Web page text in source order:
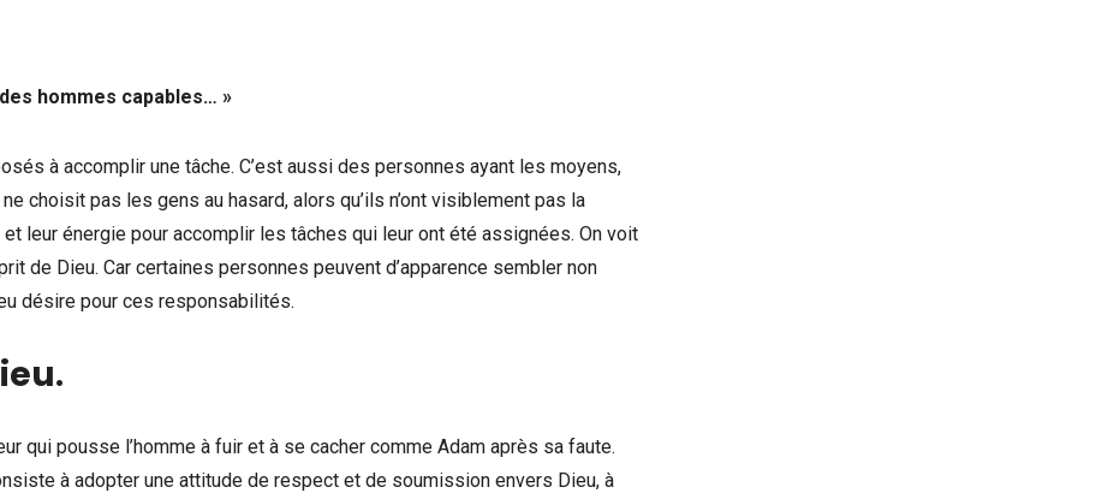
hommes capables… »
à accomplir une tâche. C’est aussi des personnes ayant les moyens,
choisit pas les gens au hasard, alors qu’ils n’ont visiblement pas la
leur énergie pour accomplir les tâches qui leur ont été assignées. On voit
de Dieu. Car certaines personnes peuvent d’apparence sembler non
désire pour ces responsabilités.
.
qui pousse l’homme à fuir et à se cacher comme Adam après sa faute.
à adopter une attitude de respect et de soumission envers Dieu, à